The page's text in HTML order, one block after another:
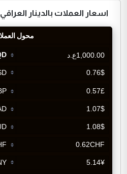
اسعار العملات بالدينار العراقي